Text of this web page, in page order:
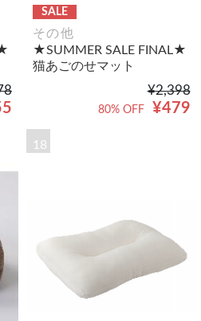
SALE
その他
★SUMMER SALE FINAL★
猫あごのせマット
¥2,398
¥479
80% OFF
18